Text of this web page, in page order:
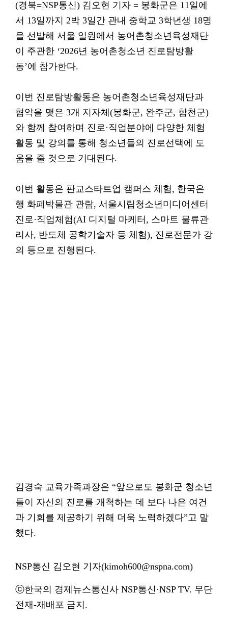
(경북=NSP통신) 김오현 기자 = 봉화군은 11일에
서 13일까지 2박 3일간 관내 중학교 3학년생 18명
을 선발해 서울 일원에서 농어촌청소년육성재단
이 주관한 ‘2026년 농어촌청소년 진로탐방활
동’에 참가한다.
이번 진로탐방활동은 농어촌청소년육성재단과
협약을 맺은 3개 지자체(봉화군, 완주군, 합천군)
와 함께 참여하며 진로·직업분야에 다양한 체험
활동 및 강의를 통해 청소년들의 진로선택에 도
움을 줄 것으로 기대된다.
이번 활동은 판교스타트업 캠퍼스 체험, 한국은
행 화폐박물관 관람, 서울시립청소년미디어센터
진로·직업체험(AI 디지털 마케터, 스마트 물류관
리사, 반도체 공학기술자 등 체험), 진로전문가 강
의 등으로 진행된다.
김경숙 교육가족과장은 “앞으로도 봉화군 청소년
들이 자신의 진로를 개척하는 데 보다 나은 여건
과 기회를 제공하기 위해 더욱 노력하겠다”고 말
했다.
NSP통신 김오현 기자(kimoh600@nspna.com)
ⓒ한국의 경제뉴스통신사 NSP통신·NSP TV. 무단
전재-재배포 금지.